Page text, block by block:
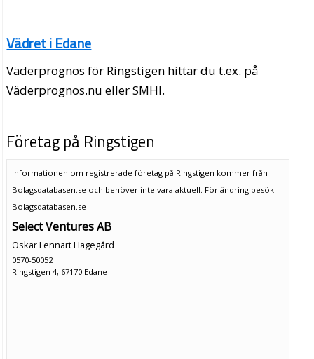
Vädret i Edane
Väderprognos för Ringstigen hittar du t.ex. på
Väderprognos.nu eller SMHI.
Företag på Ringstigen
Informationen om registrerade företag på Ringstigen kommer från
Bolagsdatabasen.se och behöver inte vara aktuell. För ändring besök
Bolagsdatabasen.se
Select Ventures AB
Oskar Lennart Hagegård
0570-50052
Ringstigen 4, 67170 Edane